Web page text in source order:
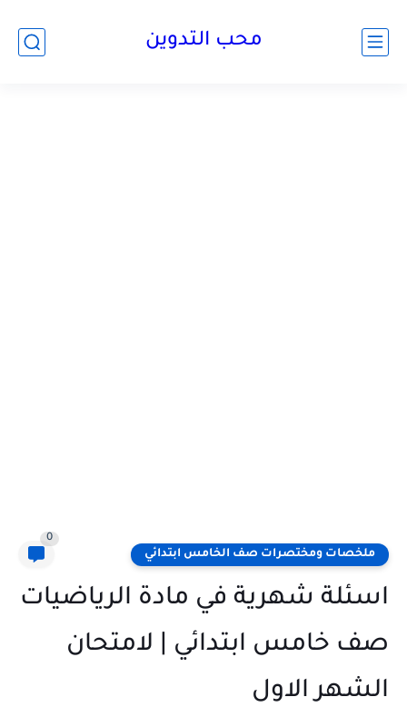
محب التدوين
ملخصات ومختصرات صف الخامس ابتدائي
0
اسئلة شهرية في مادة الرياضيات
صف خامس ابتدائي | لامتحان
الشهر الاول